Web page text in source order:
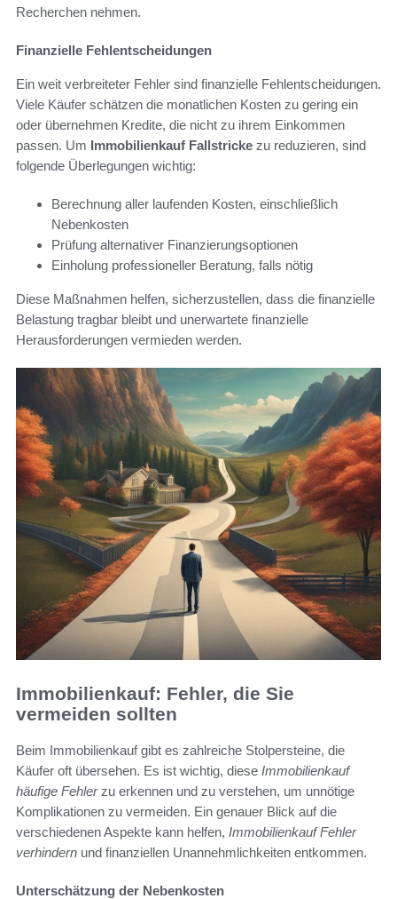
Recherchen nehmen.
Finanzielle Fehlentscheidungen
Ein weit verbreiteter Fehler sind finanzielle Fehlentscheidungen.
Viele Käufer schätzen die monatlichen Kosten zu gering ein
oder übernehmen Kredite, die nicht zu ihrem Einkommen
passen. Um Immobilienkauf Fallstricke zu reduzieren, sind
folgende Überlegungen wichtig:
Berechnung aller laufenden Kosten, einschließlich
Nebenkosten
Prüfung alternativer Finanzierungsoptionen
Einholung professioneller Beratung, falls nötig
Diese Maßnahmen helfen, sicherzustellen, dass die finanzielle
Belastung tragbar bleibt und unerwartete finanzielle
Herausforderungen vermieden werden.
Immobilienkauf: Fehler, die Sie
vermeiden sollten
Beim Immobilienkauf gibt es zahlreiche Stolpersteine, die
Käufer oft übersehen. Es ist wichtig, diese Immobilienkauf
häufige Fehlerzu erkennen und zu verstehen, um unnötige
Komplikationen zu vermeiden. Ein genauer Blick auf die
verschiedenen Aspekte kann helfen, Immobilienkauf Fehler
verhindern und finanziellen Unannehmlichkeiten entkommen.
Unterschätzung der Nebenkosten